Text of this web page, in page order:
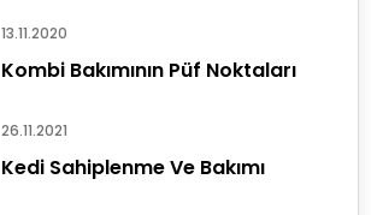
13.11.2020
Kombi Bakımının Püf Noktaları
26.11.2021
Kedi Sahiplenme Ve Bakımı